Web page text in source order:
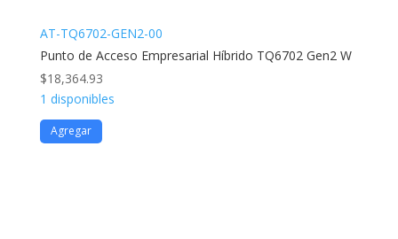
AT-TQ6702-GEN2-00
Punto de Acceso Empresarial Híbrido TQ6702 Gen2 W
$18,364.93
1 disponibles
Agregar